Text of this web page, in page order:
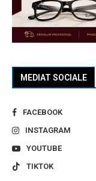
MEDIAT SOCIALE
FACEBOOK
INSTAGRAM
YOUTUBE
TIKTOK